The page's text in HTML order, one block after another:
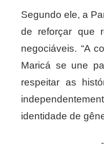
Segundo ele, a
de reforçar que
negociáveis. “A
Maricá se une
respeitar as
identidade de